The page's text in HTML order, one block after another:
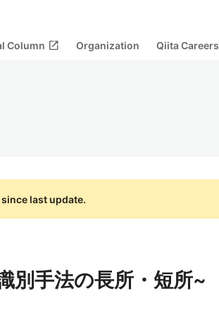
Column open_in_new Organization Qiita Careers
last update.
手法の長所・短所~